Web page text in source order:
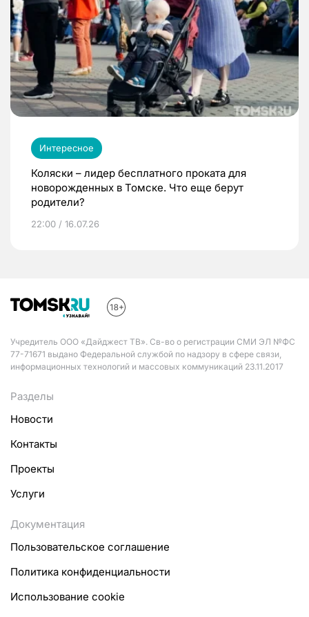
Интересное
Коляски – лидер бесплатного проката для
новорожденных в Томске. Что еще берут
родители?
22:00 / 16.07.26
Учредитель ООО «Дайджест ТВ». Св-во о регистрации СМИ ЭЛ №ФС
77-71671 выдано Федеральной службой по надзору в сфере связи,
информационных технологий и массовых коммуникаций 23.11.2017
Разделы
Новости
Контакты
Проекты
Услуги
Документация
Пользовательское соглашение
Политика конфиденциальности
Использование cookie